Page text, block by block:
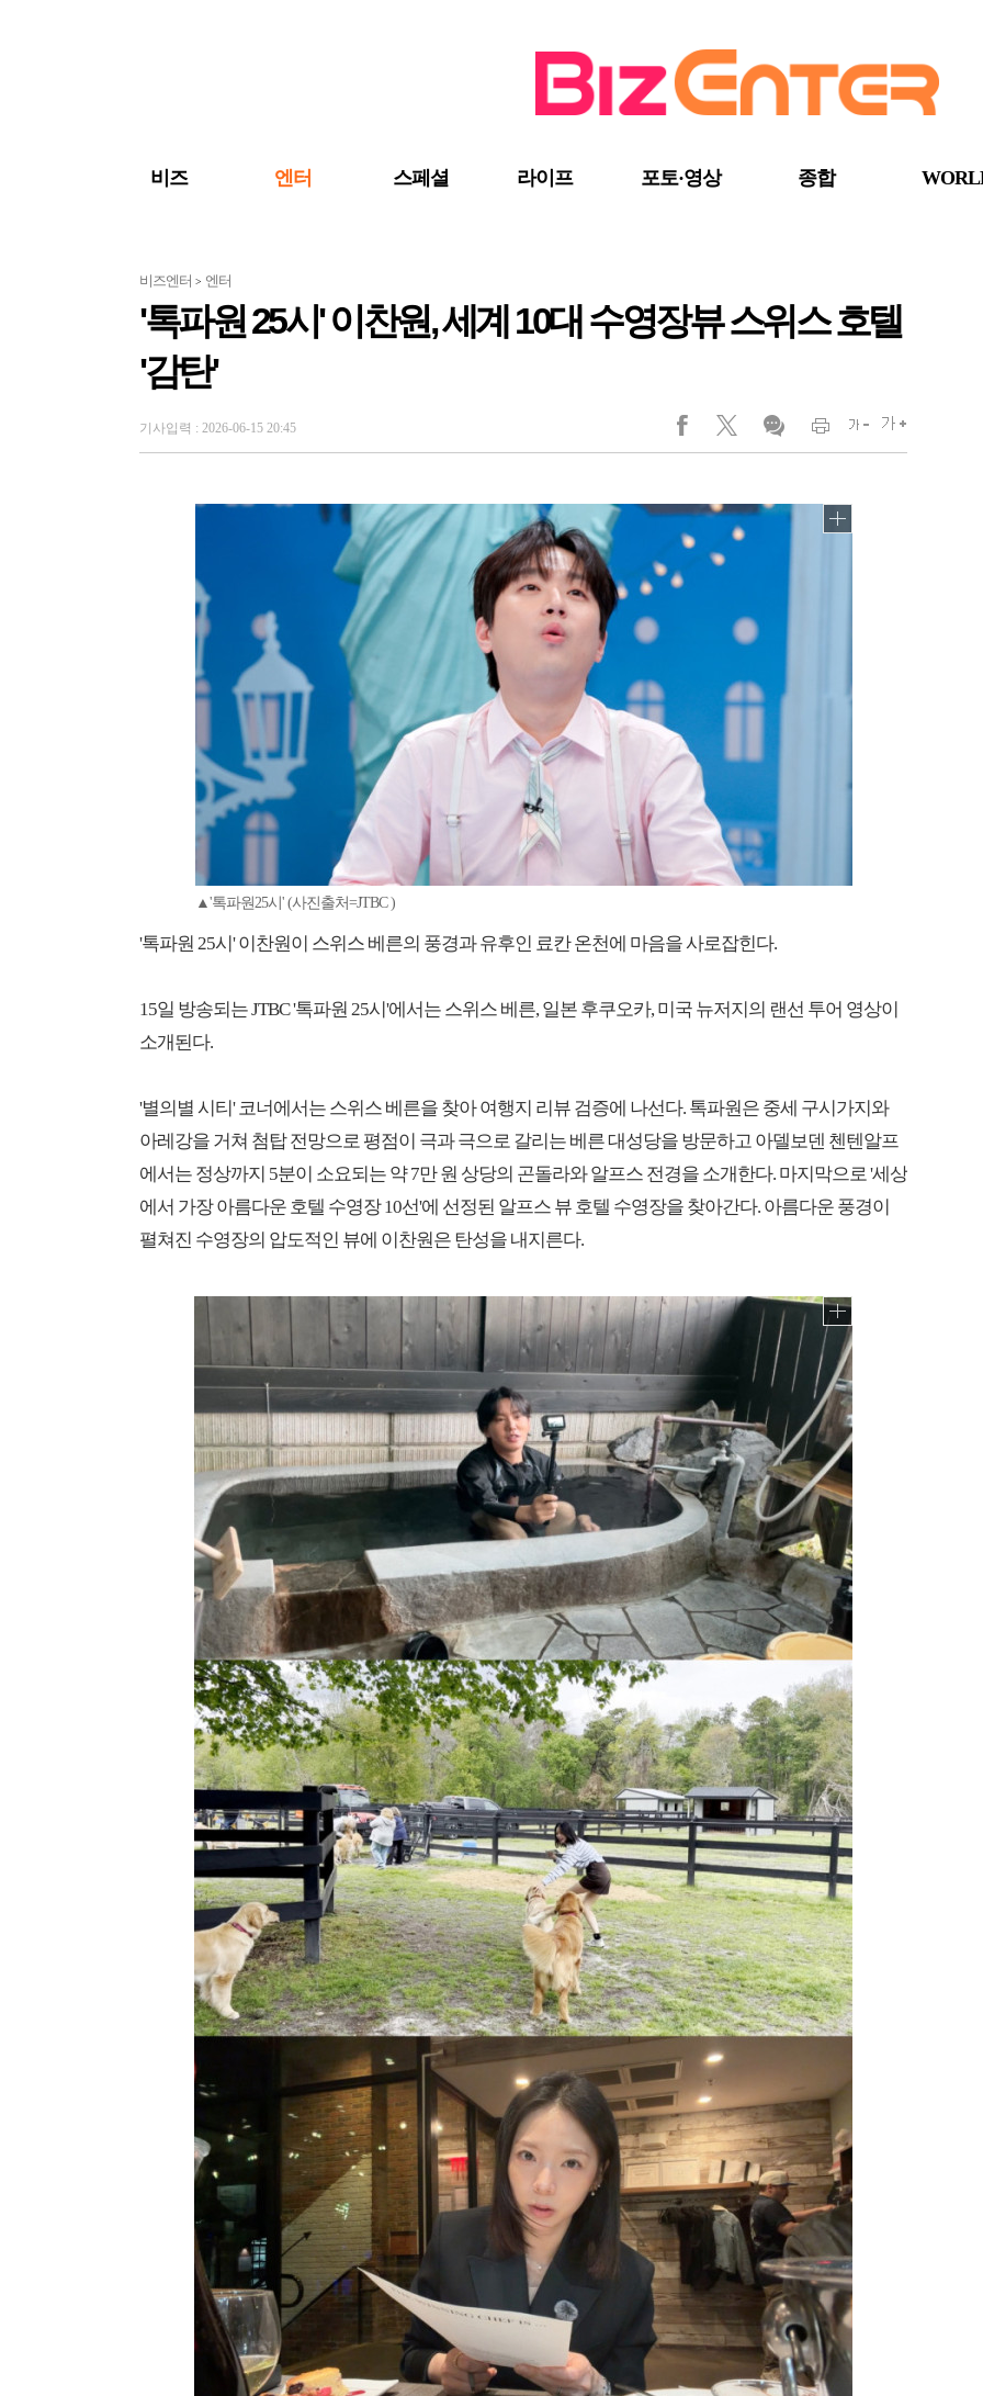
비즈 엔터 스페셜 라이프 포토·영상 종합
비즈엔터 > 엔터
'톡파원 25시' 이찬원, 세계 10대 수영장뷰 스위스 호텔
'감탄'
기사입력 : 2026-06-15 20:45
▲'톡파원25시' (사진출처=JTBC )
'톡파원 25시' 이찬원이 스위스 베른의 풍경과 유후인 료칸 온천에 마음을 사로잡힌다.
15일 방송되는 JTBC '톡파원 25시'에서는 스위스 베른, 일본 후쿠오카, 미국 뉴저지의 랜선 투어 영상이
소개된다.
'별의별 시티' 코너에서는 스위스 베른을 찾아 여행지 리뷰 검증에 나선다. 톡파원은 중세 구시가지와
아레강을 거쳐 첨탑 전망으로 평점이 극과 극으로 갈리는 베른 대성당을 방문하고 아델보덴 첸텐알프
에서는 정상까지 5분이 소요되는 약 7만 원 상당의 곤돌라와 알프스 전경을 소개한다. 마지막으로 '세상
에서 가장 아름다운 호텔 수영장 10선'에 선정된 알프스 뷰 호텔 수영장을 찾아간다. 아름다운 풍경이
펼쳐진 수영장의 압도적인 뷰에 이찬원은 탄성을 내지른다.